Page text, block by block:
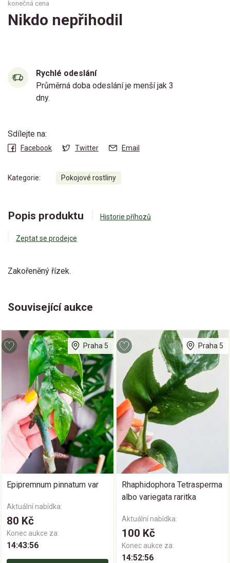
konečná cena
Nikdo nepřihodil
Rychlé odeslání
Průměrná doba odeslání je menší jak 3
dny.
Sdílejte na:
Facebook Twitter Email
Kategorie: Pokojové rostliny
Popis produktu Historie příhozů
Zeptat se prodejce
Zakořeněný řízek.
Související aukce
Praha 5
Epipremnum pinnatum var
Aktuální nabídka:
80 Kč
Konec aukce za:
14:43:55
Praha 5
Rhaphidophora Tetrasperma
albo variegata raritka
Aktuální nabídka:
100 Kč
Konec aukce za:
14:52:55